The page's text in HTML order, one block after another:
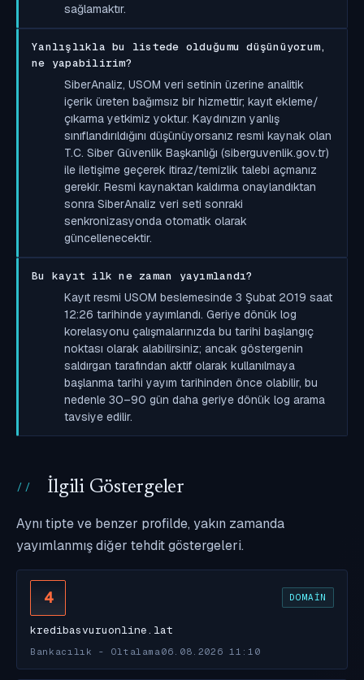
sağlamaktır.
Yanlışlıkla bu listede olduğumu düşünüyorum,
ne yapabilirim?
SiberAnaliz, USOM veri setinin üzerine analitik
içerik üreten bağımsız bir hizmettir; kayıt ekleme/
çıkarma yetkimiz yoktur. Kaydınızın yanlış
sınıflandırıldığını düşünüyorsanız resmi kaynak olan
T.C. Siber Güvenlik Başkanlığı (siberguvenlik.gov.tr)
ile iletişime geçerek itiraz/temizlik talebi açmanız
gerekir. Resmi kaynaktan kaldırma onaylandıktan
sonra SiberAnaliz veri seti sonraki
senkronizasyonda otomatik olarak
güncellenecektir.
Bu kayıt ilk ne zaman yayımlandı?
Kayıt resmi USOM beslemesinde 3 Şubat 2019 saat
12:26 tarihinde yayımlandı. Geriye dönük log
korelasyonu çalışmalarınızda bu tarihi başlangıç
noktası olarak alabilirsiniz; ancak göstergenin
saldırgan tarafından aktif olarak kullanılmaya
başlanma tarihi yayım tarihinden önce olabilir, bu
nedenle 30–90 gün daha geriye dönük log arama
tavsiye edilir.
İlgili Göstergeler
Aynı tipte ve benzer profilde, yakın zamanda
yayımlanmış diğer tehdit göstergeleri.
4 DOMAIN
kredibasvuruonline.lat
Bankacılık - Oltalama 06.08.2026 11:10